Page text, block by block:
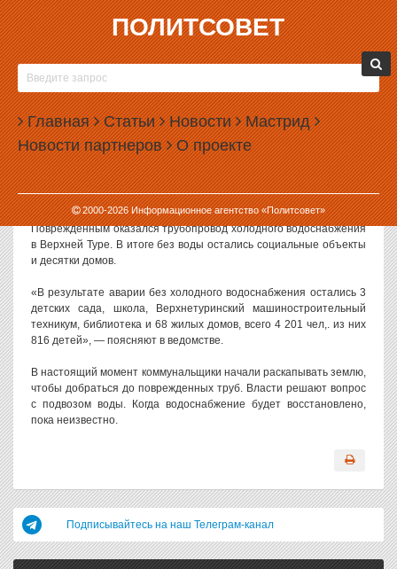
ПОЛИТСОВЕТ
Главная Статьи Новости Мастрид
Новости партнеров О проекте
2000-2026Информационное агентство «Политсовет»
25.02.2014, 14:51
ТЫСЯЧИ ЖИТЕЛЕЙ ВЕРХНЕЙ ТУРЫ
ОСТАЛИСЬ БЕЗ ВОДЫ
В очередном городе Свердловской области произошла авария,
оставившая без воды тысячи человек. На этот раз холодная вода
исчезла в Верхней Туре.
Как рассказывают в ГУ МЧС по Свердловской области,
сообщение об аварии поступило утром 25 февраля.
Поврежденным оказался трубопровод холодного водоснабжения
в Верхней Туре. В итоге без воды остались социальные объекты
и десятки домов.
«В результате аварии без холодного водоснабжения остались 3
детских сада, школа, Верхнетуринский машиностроительный
техникум, библиотека и 68 жилых домов, всего 4 201 чел,. из них
816 детей», — поясняют в ведомстве.
В настоящий момент коммунальщики начали раскапывать землю,
чтобы добраться до поврежденных труб. Власти решают вопрос
с подвозом воды. Когда водоснабжение будет восстановлено,
пока неизвестно.
Подписывайтесь на наш Телеграм-канал